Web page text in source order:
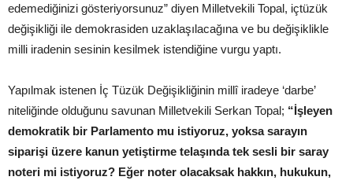
edemediğinizi gösteriyorsunuz” diyen Milletvekili Topal, içtüzük
değişikliği ile demokrasiden uzaklaşılacağına ve bu değişiklikle
milli iradenin sesinin kesilmek istendiğine vurgu yaptı.
Yapılmak istenen İç Tüzük Değişikliğinin millî iradeye ‘darbe’
niteliğinde olduğunu savunan Milletvekili Serkan Topal; “İşleyen
demokratik bir Parlamento mu istiyoruz, yoksa sarayın
siparişi üzere kanun yetiştirme telaşında tek sesli bir saray
noteri mi istiyoruz? Eğer noter olacaksak hakkın, hukukun,